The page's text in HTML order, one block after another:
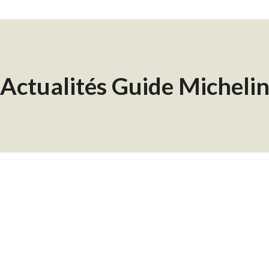
Actualités Guide Michelin